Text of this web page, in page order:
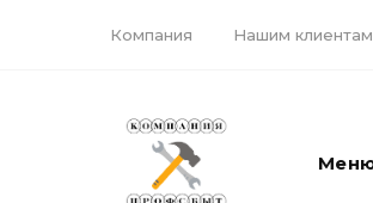
Компания Нашим клиентам